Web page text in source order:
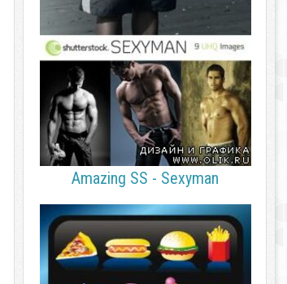
Amazing SS - Sexyman